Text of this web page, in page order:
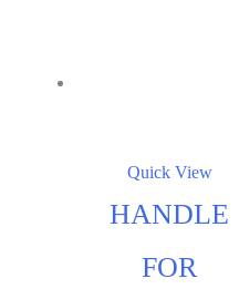
Quick View
HANDLE
FOR